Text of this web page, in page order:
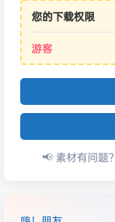
您的下载权限
游客
📢 素材有问题